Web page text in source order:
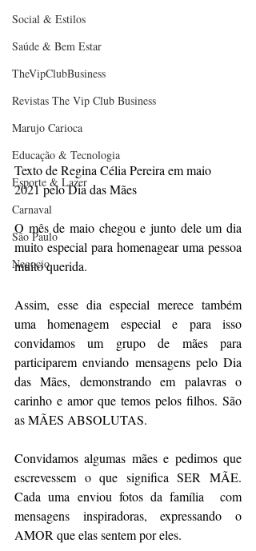
Social & Estilos
Saúde & Bem Estar
TheVipClubBusiness
Revistas The Vip Club Business
Marujo Carioca
Educação & Tecnologia
Esporte & Lazer
Carnaval
São Paulo
Negocio
Texto de Regina Célia Pereira em maio
2021 pelo Dia das Mães
O mês de maio chegou e junto dele um dia
muito especial para homenagear uma pessoa
muito querida. ​
Assim, esse dia especial merece também
uma homenagem especial e para isso
convidamos um grupo de mães para
participarem enviando mensagens pelo Dia
das Mães, demonstrando em palavras o
carinho e amor que temos pelos filhos. São
as MÃES ABSOLUTAS.​
Convidamos algumas mães e pedimos que
escrevessem o que significa SER MÃE.
Cada uma enviou fotos da família  com
mensagens inspiradoras, expressando o
AMOR que elas sentem por eles.​